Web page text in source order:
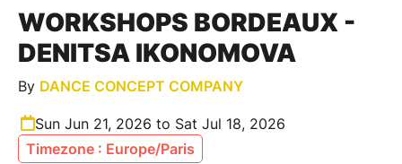
WORKSHOPS BORDEAUX -
DENITSA IKONOMOVA
By DANCE CONCEPT COMPANY
Sun Jun 21, 2026 to Sat Jul 18, 2026
Timezone : Europe/Paris